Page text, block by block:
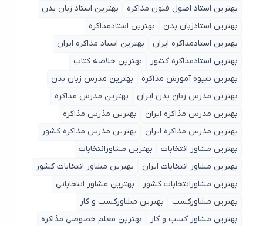
بهترین استاد اصول ‌فنون مذاکره
بهترین استاد زبان بدن
بهترین استادزبان بدن
بهترین استادمذاکره
بهترین استادمذاکره ایران
بهترین استاد مذاکره ایران
بهترین استادمذاکره کشور
بهترین خلاصه کتاب
بهترین شیوه آمورش مذاکره
بهترین مدرس زبان بدن
بهترین مدرس زبان بدن ایران
بهترین مدرس مذاکره
بهترین مدرس مذاکره ایران
بهترین مذرس مذاکره
بهترین مذرس مذاکره ایران
بهترین مذرس مذاکره کشور
بهترین مشاور انتخابات
بهترین مشاورانتخابات
بهترین مشاور انتخابات ایران
بهترین مشاور انتخابات کشور
بهترین مشاورانتخابات کشور
بهترین مشاور انتخاباتی
بهترین مشاورکسب
بهترین مشاورکسب و کار
بهترین مشاور کسب و کار
بهترین معلم خصوصی مذاکره